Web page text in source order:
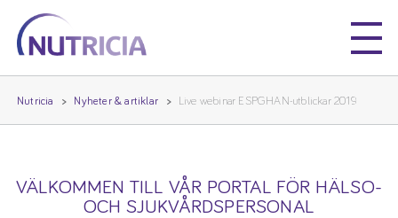
Nutricia
Nutricia
Nutricia Nyheter & artiklar Live webinar ESPGHAN-utblickar 2019
VÄLKOMMEN TILL VÅR PORTAL FÖR HÄLSO-
OCH SJUKVÅRDSPERSONAL